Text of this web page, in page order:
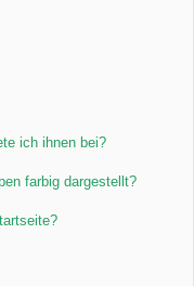
ich ihnen bei?
farbig dargestellt?